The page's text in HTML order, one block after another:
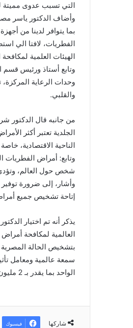
التي تسبب عدوى مميتة
وأضاف الدكتور ياسر
بما يتوافر لدينا من
الفطريات، لافتا الي
الهيئات العلمية
وتابع أستاذ ورئيس
وحدات الرعاية
والقلبي.
من جانبه قال الدكتور
الجلدية تعتبر أكثر
الناحية الاقتصادية،
وتابع: أمراض الفطريات
شخص حول العالم، وتؤدي الى ما يقرب من 11,5 مليون حالة
وأشار، إلى ضرورة
إتاحة تشخيص جميع
يذكر أنه تم اختيار
سمعة عالمية ومعامل
الواحد بما يقدر بـ 2 مليون فرد تقريبا.
شاركها فيسبوك